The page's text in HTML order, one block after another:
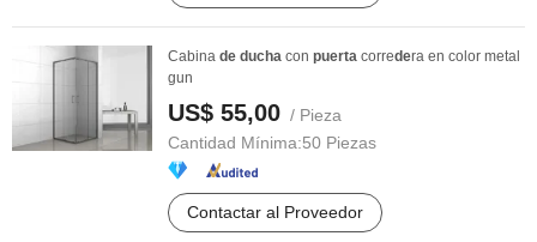
Cabina de ducha con puerta corredera en color metal
gun
US$ 55,00 / Pieza
Cantidad Mínima:50 Piezas
Contactar al Proveedor